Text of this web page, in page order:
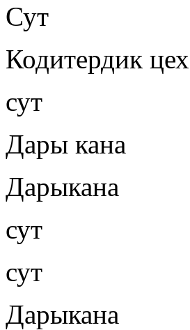
Сут
Кодитердик
сут
Дары кана
Дарыкана
сут
сут
Дарыкана